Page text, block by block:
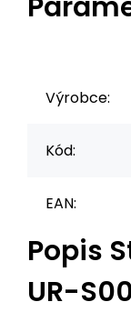
Výrobce:
Kód:
EAN:
Popis
UR-